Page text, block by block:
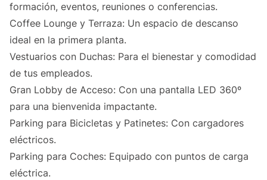
formación, eventos, reuniones o conferencias.
Coffee Lounge y Terraza: Un espacio de descanso
ideal en la primera planta.
Vestuarios con Duchas: Para el bienestar y comodidad
de tus empleados.
Gran Lobby de Acceso: Con una pantalla LED 360º
para una bienvenida impactante.
Parking para Bicicletas y Patinetes: Con cargadores
eléctricos.
Parking para Coches: Equipado con puntos de carga
eléctrica.